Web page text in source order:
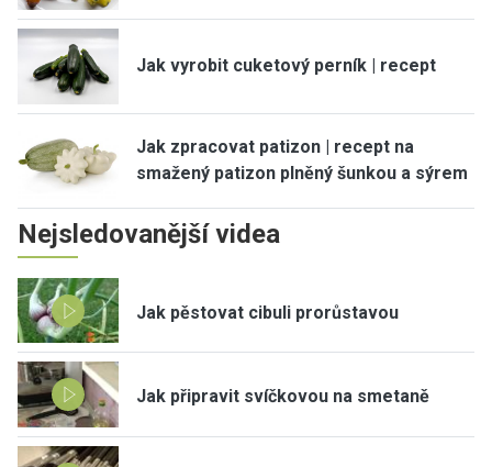
Jak vyrobit cuketový perník | recept
Jak zpracovat patizon | recept na
smažený patizon plněný šunkou a sýrem
Nejsledovanější videa
Jak pěstovat cibuli prorůstavou
Jak připravit svíčkovou na smetaně